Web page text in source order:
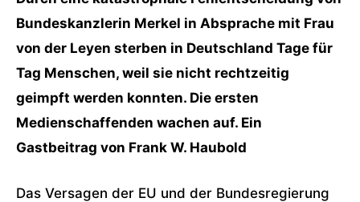
Bundeskanzlerin Merkel in Absprache mit Frau
von der Leyen sterben in Deutschland Tage für
Tag Menschen, weil sie nicht rechtzeitig
geimpft werden konnten. Die ersten
Medienschaffenden wachen auf. Ein
Gastbeitrag von Frank W. Haubold
Das Versagen der EU und der Bundesregierung